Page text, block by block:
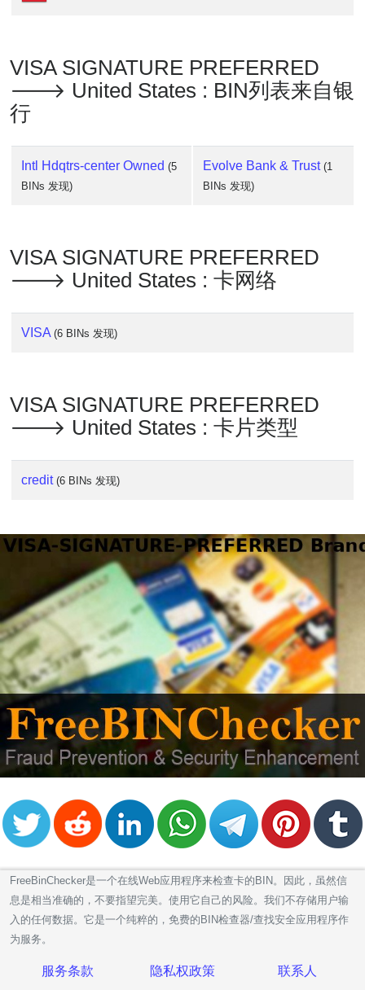
VISA SIGNATURE PREFERRED
🡒 United States : BIN列表来自银
行
Intl Hdqtrs-center Owned (5
BINs 发现)
Evolve Bank & Trust (1
BINs 发现)
VISA SIGNATURE PREFERRED
🡒 United States : 卡网络
VISA (6 BINs 发现)
VISA SIGNATURE PREFERRED
🡒 United States : 卡片类型
credit (6 BINs 发现)
FreeBinChecker是一个在线Web应用程序来检查卡的BIN。因此，虽然信
息是相当准确的，不要指望完美。使用它自己的风险。我们不存储用户输
入的任何数据。它是一个纯粹的，免费的BIN检查器/查找安全应用程序作
为服务。
服务条款 隐私权政策 联系人